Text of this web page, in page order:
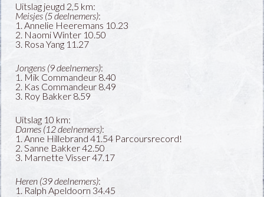
Uitslag jeugd 2,5 km:
Meisjes (5 deelnemers):
1. Annelie Heeremans 10.23
2. Naomi Winter 10.50
3. Rosa Yang 11.27
Jongens (9 deelnemers):
1. Mik Commandeur 8.40
2. Kas Commandeur 8.49
3. Roy Bakker 8.59
Uitslag 10 km:
Dames (12 deelnemers):
1. Anne Hillebrand 41.54 Parcoursrecord!
2. Sanne Bakker 42.50
3. Marnette Visser 47.17
Heren (39 deelnemers):
1. Ralph Apeldoorn 34.45